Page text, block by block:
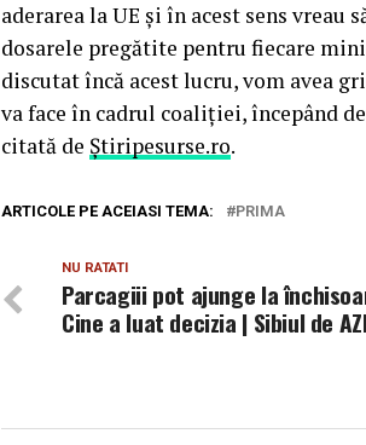
aderarea la UE şi în acest sens
dosarele pregătite pentru fiecare
discutat încă acest lucru, vom avea
va face în cadrul coaliţiei, începând
citată de Știripesurse.ro.
ARTICOLE PE ACEIASI TEMA: PRIMA
NU RATATI
Parcagiii pot ajunge la
Cine a luat decizia | Sibiul de AZI